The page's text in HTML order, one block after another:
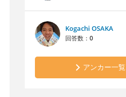
Kogachi OSAKA
回答数： 0
アンカー一覧